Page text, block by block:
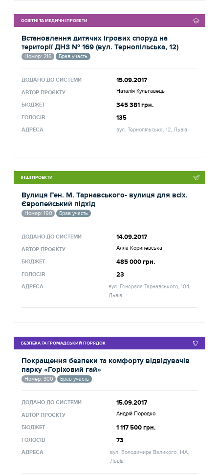
ОСВІТНІ ТА МЕДИЧНІ ПРОЕКТИ
Встановлення дитячих ігрових споруд на
території ДНЗ № 169 (вул. Тернопільська, 12)
Номер: 216 Брав участь
ДОДАНО ДО СИСТЕМИ 15.09.2017
АВТОР ПРОЄКТУ Наталія Кульгавець
БЮДЖЕТ 345 381 грн.
ГОЛОСІВ 135
АДРЕСА вул. Тернопільська, 12, Львів
ІНШІ ПРОЕКТИ
Вулиця Ген. М. Тарнавського- вулиця для всіх.
Європейський підхід
Номер: 190 Брав участь
ДОДАНО ДО СИСТЕМИ 14.09.2017
АВТОР ПРОЄКТУ Алла Кориневська
БЮДЖЕТ 485 000 грн.
ГОЛОСІВ 23
АДРЕСА
вул. Генерала Тарнавського, 104,
Львів
БЕЗПЕКА ТА ГРОМАДСЬКИЙ ПОРЯДОК
Покращення безпеки та комфорту відвідувачів
парку «Горіховий гай»
Номер: 300 Брав участь
ДОДАНО ДО СИСТЕМИ 15.09.2017
АВТОР ПРОЄКТУ Андрій Породко
БЮДЖЕТ 1 117 500 грн.
ГОЛОСІВ 73
АДРЕСА
вул. Володимира Великого, 14А,
Львів